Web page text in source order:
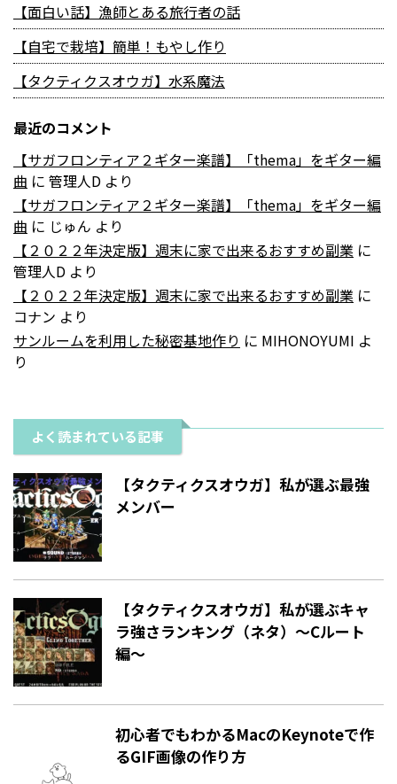
【面白い話】漁師とある旅行者の話
【自宅で栽培】簡単！もやし作り
【タクティクスオウガ】水系魔法
最近のコメント
【サガフロンティア２ギター楽譜】「thema」をギター編
曲 に 管理人D より
【サガフロンティア２ギター楽譜】「thema」をギター編
曲 に じゅん より
【２０２２年決定版】週末に家で出来るおすすめ副業 に
管理人D より
【２０２２年決定版】週末に家で出来るおすすめ副業 に
コナン より
サンルームを利用した秘密基地作り に MIHONOYUMI よ
り
よく読まれている記事
【タクティクスオウガ】私が選ぶ最強
メンバー
【タクティクスオウガ】私が選ぶキャ
ラ強さランキング（ネタ）〜Cルート
編〜
初心者でもわかるMacのKeynoteで作
るGIF画像の作り方